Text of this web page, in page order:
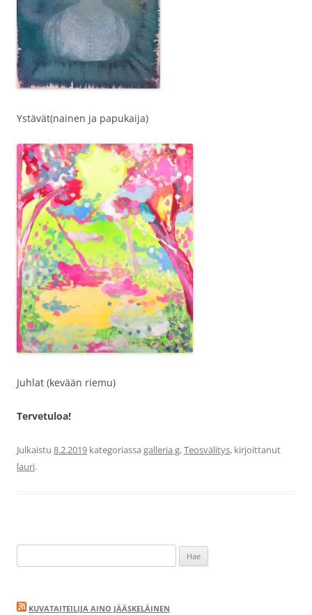
Ystävät(nainen ja papukaija)
Juhlat (kevään riemu)
Tervetuloa!
Julkaistu 8.2.2019 kategoriassa galleria g,Teosvälitys, kirjoittanut
lauri.
KUVATAITEILIJA AINO JÄÄSKELÄINEN